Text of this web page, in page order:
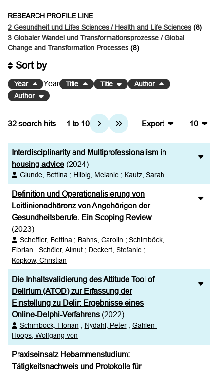
RESEARCH PROFILE LINE
2 Gesundheit und Lifes Sciences / Health and Life Sciences (8)
3 Globaler Wandel und Transformationsprozesse / Global
Change and Transformation Processes (8)
32 search hits 1 to 10
Export
CSV
RIS
10
20
100
Sort by
Year Year Title Title
Author
Author
Interdisciplinarity and Multiprofessionalism in
housing advice (2024)
Glunde, Bettina ; Hilbig, Melanie; Kautz, Sarah
Definition und Operationalisierung von
Leitlinienadhärenz von Angehörigen der
Gesundheitsberufe. Ein Scoping Review
(2023)
Scheffler, Bettina ; Bahns, Carolin ; Schimböck,
Florian ; Schöler, Almut ; Deckert, Stefanie ;
Kopkow, Christian
Die Inhaltsvalidierung des Attitude Tool of
Delirium (ATOD) zur Erfassung der
Einstellung zu Delir: Ergebnisse eines
Online-Delphi-Verfahrens (2022)
Schimböck, Florian ; Nydahl, Peter; Gahlen-
Hoops, Wolfgang von
Praxiseinsatz Hebammenstudium:
Tätigkeitsnachweis und Protokolle für